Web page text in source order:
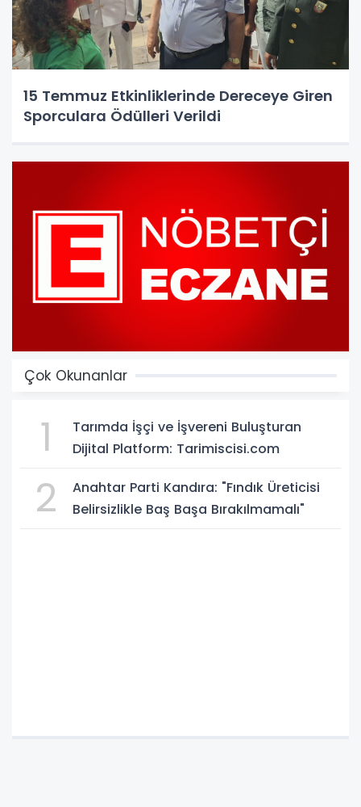
15 Temmuz Etkinliklerinde Dereceye Giren
Sporculara Ödülleri Verildi
Çok Okunanlar
1
Tarımda İşçi ve İşvereni Buluşturan
Dijital Platform: Tarimiscisi.com
2
Anahtar Parti Kandıra: "Fındık Üreticisi
Belirsizlikle Baş Başa Bırakılmamalı"